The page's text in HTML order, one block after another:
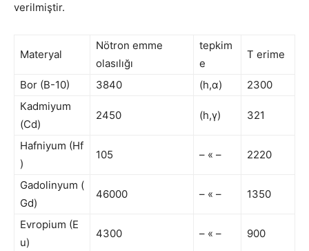
verilmiştir.
Materyal
Nötron emme
olasılığı
tepkim
e
Т erime
Bor (B-10) 3840 (h,α)
2300
Каdmiyum
(Cd)
2450 (h,γ) 321
Hafniyum (Hf
)
105 – « – 2220
Gadolinyum (
Gd)
46000 – « – 1350
Evropium (E
u)
4300 – « – 900